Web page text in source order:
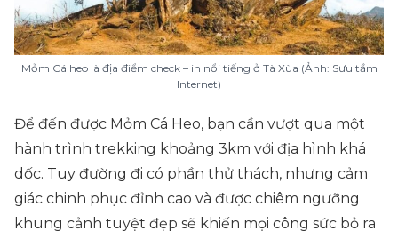
Mỏm Cá heo là địa điểm check – in nổi tiếng ở Tà Xùa (Ảnh: Sưu tầm
Internet)
Để đến được Mỏm Cá Heo, bạn cần vượt qua một
hành trình trekking khoảng 3km với địa hình khá
dốc. Tuy đường đi có phần thử thách, nhưng cảm
giác chinh phục đỉnh cao và được chiêm ngưỡng
khung cảnh tuyệt đẹp sẽ khiến mọi công sức bỏ ra